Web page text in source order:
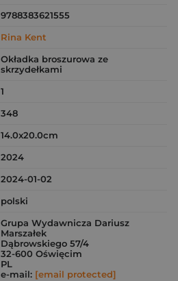
9788383621555
Rina Kent
Okładka broszurowa ze
skrzydełkami
1
348
14.0x20.0cm
2024
2024-01-02
polski
Grupa Wydawnicza Dariusz
Marszałek
Dąbrowskiego 57/4
32-600 Oświęcim
PL
e-mail: [email protected]